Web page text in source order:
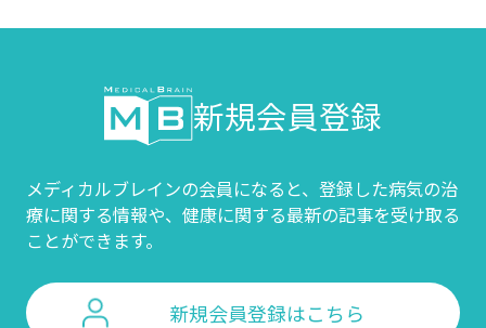
新規会員登録
メディカルブレインの会員になると、登録した病気の治
療に関する情報や、 健康に関する最新の記事を受け取る
ことができます。
新規会員登録はこちら